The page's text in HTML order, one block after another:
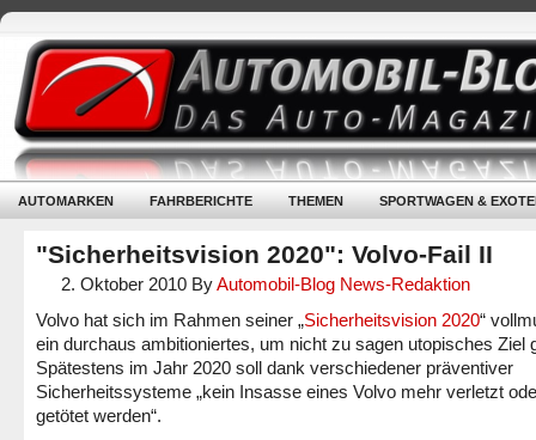
AUTOMARKEN FAHRBERICHTE THEMEN SPORTWAGEN &
"Sicherheitsvision 2020": Volvo-Fail II
2. Oktober 2010 ByAutomobil-Blog News-Redaktion
Volvo hat sich im Rahmen seiner „Sicherheitsvision 2020“
ein durchaus ambitioniertes, um nicht zu sagen utopisches Ziel
Spätestens im Jahr 2020 soll dank verschiedener präventiver
Sicherheitssysteme „kein Insasse eines Volvo mehr verletzt
getötet werden“.